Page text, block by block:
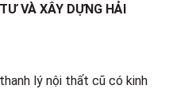
VÀ XÂY DỰNG HẢI
lý nội thất cũ có kinh